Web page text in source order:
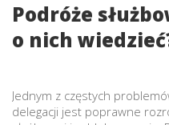
Podróże
o nich
Jednym z częstych
delegacji jest poprawne